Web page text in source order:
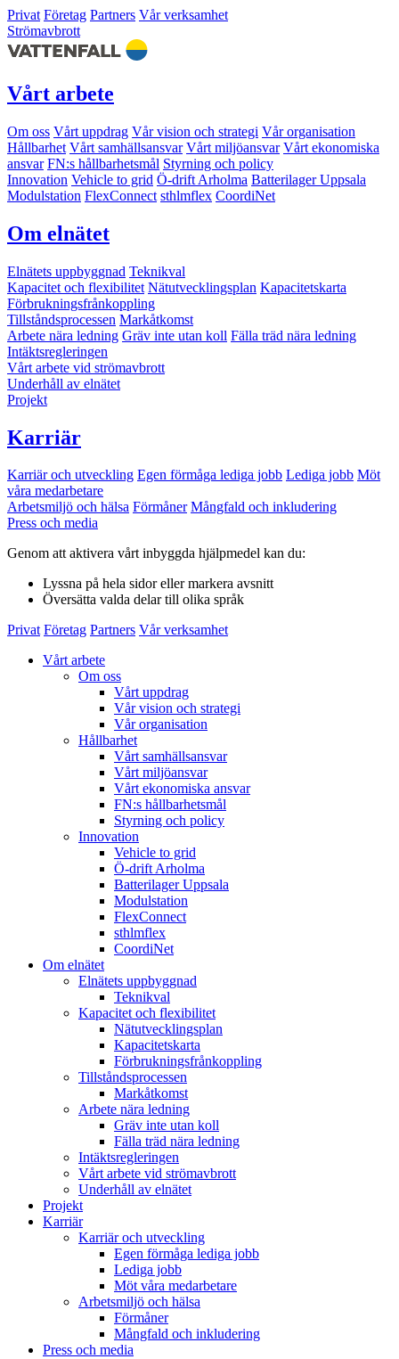
Privat Företag Partners Vår verksamhet
Strömavbrott
Vårt arbete
Om oss Vårt uppdrag Vår vision och strategi Vår organisation
Hållbarhet Vårt samhällsansvar Vårt miljöansvar Vårt ekonomiska
ansvar FN:s hållbarhetsmål Styrning och policy
Innovation Vehicle to grid Ö-drift Arholma Batterilager Uppsala
Modulstation FlexConnect sthlmflex CoordiNet
Om elnätet
Elnätets uppbyggnad Teknikval
Kapacitet och flexibilitet Nätutvecklingsplan Kapacitetskarta
Förbrukningsfrånkoppling
Tillståndsprocessen Markåtkomst
Arbete nära ledning Gräv inte utan koll Fälla träd nära ledning
Intäktsregleringen
Vårt arbete vid strömavbrott
Underhåll av elnätet
Projekt
Karriär
Karriär och utveckling Egen förmåga lediga jobb Lediga jobb Möt
våra medarbetare
Arbetsmiljö och hälsa Förmåner Mångfald och inkludering
Press och media
Genom att aktivera vårt inbyggda hjälpmedel kan du:
Lyssna på hela sidor eller markera avsnitt
Översätta valda delar till olika språk
Privat Företag Partners Vår verksamhet
Vårt arbete
Om oss
Vårt uppdrag
Vår vision och strategi
Vår organisation
Hållbarhet
Vårt samhällsansvar
Vårt miljöansvar
Vårt ekonomiska ansvar
FN:s hållbarhetsmål
Styrning och policy
Innovation
Vehicle to grid
Ö-drift Arholma
Batterilager Uppsala
Modulstation
FlexConnect
sthlmflex
CoordiNet
Om elnätet
Elnätets uppbyggnad
Teknikval
Kapacitet och flexibilitet
Nätutvecklingsplan
Kapacitetskarta
Förbrukningsfrånkoppling
Tillståndsprocessen
Markåtkomst
Arbete nära ledning
Gräv inte utan koll
Fälla träd nära ledning
Intäktsregleringen
Vårt arbete vid strömavbrott
Underhåll av elnätet
Projekt
Karriär
Karriär och utveckling
Egen förmåga lediga jobb
Lediga jobb
Möt våra medarbetare
Arbetsmiljö och hälsa
Förmåner
Mångfald och inkludering
Press och media